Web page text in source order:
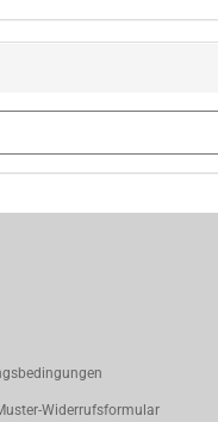
Widerrufsformular